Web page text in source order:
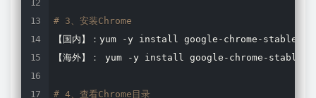
# 3、安装Chrome
【国内】：yum -y install google-chrome-stable --
【海外】： yum -y install google-chrome-stable
# 4、查看Chrome目录